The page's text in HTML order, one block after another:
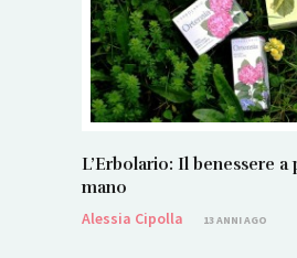
L’Erbolario: Il benessere a
mano
Alessia Cipolla
13 ANNI AGO